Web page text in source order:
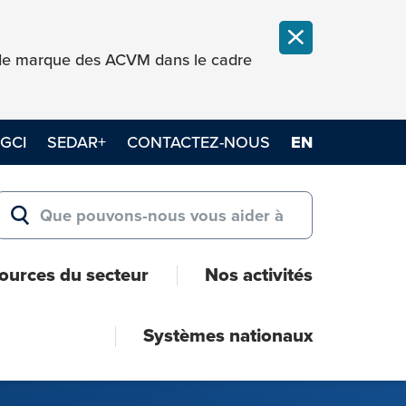
marque des ACVM dans le cadre FERMER LA
GCI SEDAR+ CONTACTEZ-NOUS EN
for:
RECHERCHER
du secteur Nos activités
Systèmes nationaux